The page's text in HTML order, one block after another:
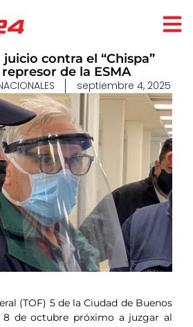
contra el “Chispa”
de la ESMA
septiembre 4, 2025
(TOF) 5 de la Ciudad de Buenos
8 de octubre próximo a juzgar al